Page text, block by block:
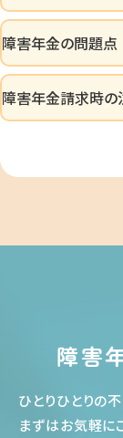
障害年金の問題点
障害年金請求時の
障害
ひとりひとりの
まずはお気軽に